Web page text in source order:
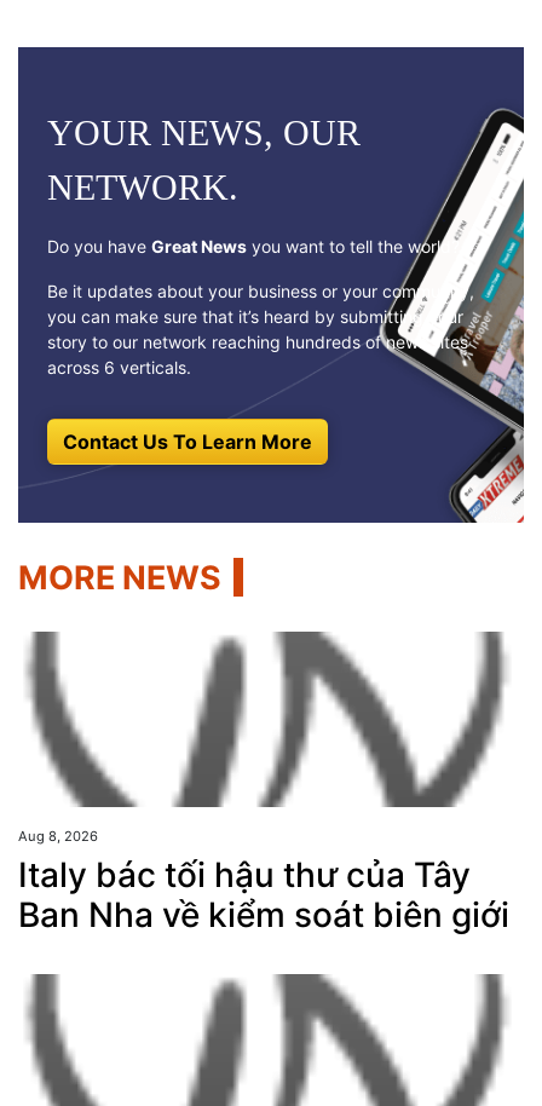
YOUR NEWS, OUR
NETWORK.
Do you have Great News you want to tell the world?
Be it updates about your business or your community,
you can make sure that it’s heard by submitting your
story to our network reaching hundreds of news sites
across 6 verticals.
Contact Us To Learn More
MORE NEWS
Aug 8, 2026
Italy bác tối hậu thư của Tây
Ban Nha về kiểm soát biên giới